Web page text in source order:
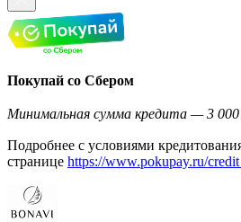
Покупай со Сбером
Минимальная сумма кредита — 3 000
Подробнее с условиями
странице https://www.pokupay.ru/